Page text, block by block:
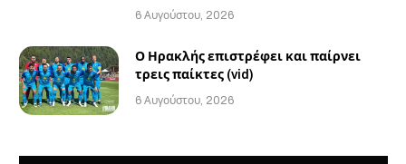
6 Αυγούστου, 2026
Ο Ηρακλής επιστρέφει και παίρνει
τρεις παίκτες (vid)
6 Αυγούστου, 2026